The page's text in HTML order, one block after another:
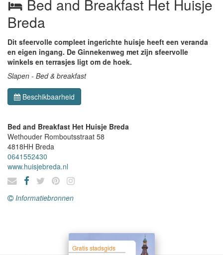
Bed and Breakfast Het Huisje
Breda
Dit sfeervolle compleet ingerichte huisje heeft een veranda
en eigen ingang. De Ginnekenweg met zijn sfeervolle
winkels en terrasjes ligt om de hoek.
Slapen - Bed & breakfast
Beschikbaarheid
Bed and Breakfast Het Huisje Breda
Wethouder Romboutsstraat 58
4818HH Breda
0641552430
www.huisjebreda.nl
Informatiebronnen
Gratis stadsgids